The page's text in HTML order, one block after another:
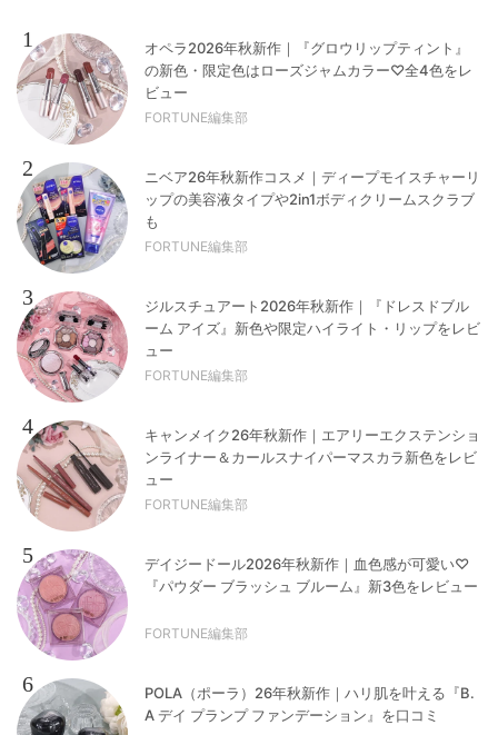
1
オペラ2026年秋新作｜『グロウリップティント』
の新色・限定色はローズジャムカラー♡全4色をレ
ビュー
FORTUNE編集部
2
ニベア26年秋新作コスメ｜ディープモイスチャーリ
ップの美容液タイプや2in1ボディクリームスクラブ
も
FORTUNE編集部
3
ジルスチュアート2026年秋新作｜『ドレスドブル
ーム アイズ』新色や限定ハイライト・リップをレビ
ュー
FORTUNE編集部
4
キャンメイク26年秋新作｜エアリーエクステンショ
ンライナー＆カールスナイパーマスカラ新色をレビ
ュー
FORTUNE編集部
5
デイジードール2026年秋新作｜血色感が可愛い♡
『パウダー ブラッシュ ブルーム』新3色をレビュー
FORTUNE編集部
6
POLA（ポーラ）26年秋新作｜ハリ肌を叶える『B.
A デイ プランプ ファンデーション』を口コミ